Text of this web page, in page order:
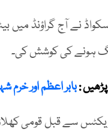
نے آج گراؤنڈ
ہونے کی کوشش کی۔
:بابر اعظم اور
سے قبل قومی